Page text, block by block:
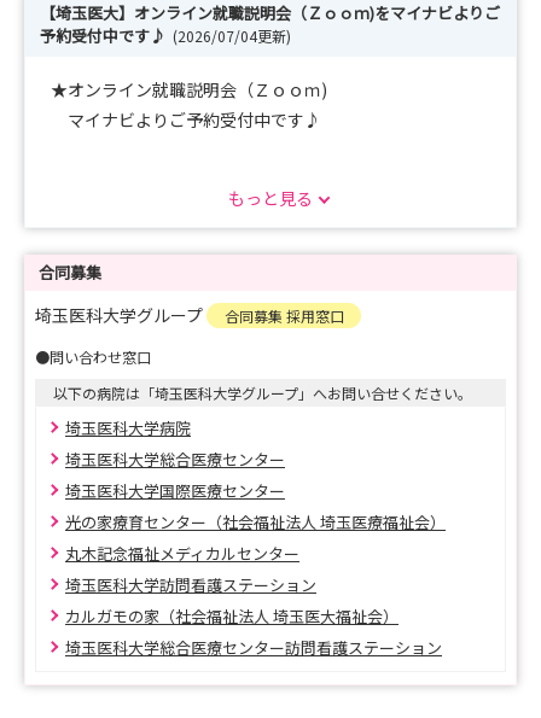
【埼玉医大】オンライン就職説明会（Ｚｏｏｍ)をマイナビよりご
予約受付中です♪ (2026/07/04更新)
★オンライン就職説明会（Ｚｏｏｍ)
マイナビよりご予約受付中です♪
3dab99240ad2963452dccf813832
い。
★イベントのお知らせ
【インターンシップ、病院見学など各種イベントのご予
約はこちら♪】
https://docs.google.com/forms/d/e/1FAIpQLScZFneQY
McmKO-
vJWtu7QQkLUob3RXpFNRJzK9k9w_pU7wESw/viewfor
m?usp=sf_link
★採用試験について
2027年4月採用のご応募は、埼玉医科大学マイページ
もっと見る
合同募集
埼玉医科大学グループ
合同募集 採用窓口
●問い合わせ窓口
以下の病院は「埼玉医科大学グループ」へお問い合せください。
埼玉医科大学病院
埼玉医科大学総合医療センター
埼玉医科大学国際医療センター
光の家療育センター（社会福祉法人 埼玉医療福祉会）
丸木記念福祉メディカルセンター
埼玉医科大学訪問看護ステーション
カルガモの家（社会福祉法人 埼玉医大福祉会）
埼玉医科大学総合医療センター訪問看護ステーション